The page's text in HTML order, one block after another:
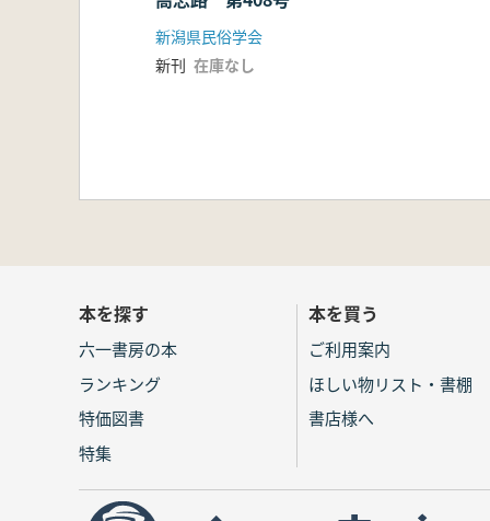
新潟県民俗学会
新刊 在庫なし
本を探す
六一書房の本
ランキング
特価図書
特集
本を買う
ご利用案内
ほしい物リスト・書棚
書店様へ